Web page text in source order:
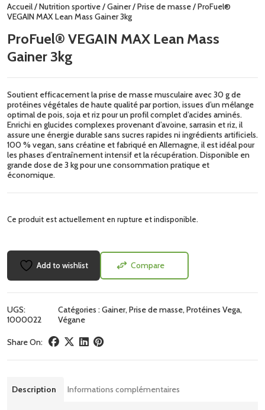
Accueil/Nutrition sportive/Gainer/Prise de masse/ ProFuel®
VEGAIN MAX Lean Mass Gainer 3kg
ProFuel® VEGAIN MAX Lean Mass
Gainer 3kg
Soutient efficacement la prise de masse musculaire avec 30 g de
protéines végétales de haute qualité par portion, issues d’un mélange
optimal de pois, soja et riz pour un profil complet d’acides aminés.
Enrichi en glucides complexes provenant d’avoine, sarrasin et riz, il
assure une énergie durable sans sucres rapides ni ingrédients artificiels.
100 % vegan, sans créatine et fabriqué en Allemagne, il est idéal pour
les phases d’entraînement intensif et la récupération. Disponible en
grande dose de 3 kg pour une consommation pratique et
économique.
Ce produit est actuellement en rupture et indisponible.
Add to wishlist Compare
UGS:
1000022
Catégories :Gainer,Prise de masse,Protéines Vega,
Végane
Share On:
Description Informations complémentaires